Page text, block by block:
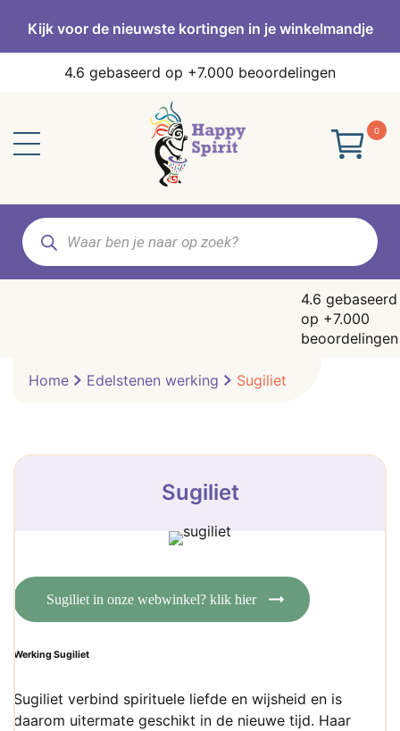
Kijk voor de nieuwste kortingen in je winkelmandje
4.6 gebaseerd op +7.000 beoordelingen
0
Producten
zoeken
4.6 gebaseerd
op +7.000
beoordelingen
Home Edelstenen werking Sugiliet
Sugiliet
Sugiliet in onze webwinkel? klik hier
Werking Sugiliet
Sugiliet verbind spirituele liefde en wijsheid en is
daarom uitermate geschikt in de nieuwe tijd. Haar